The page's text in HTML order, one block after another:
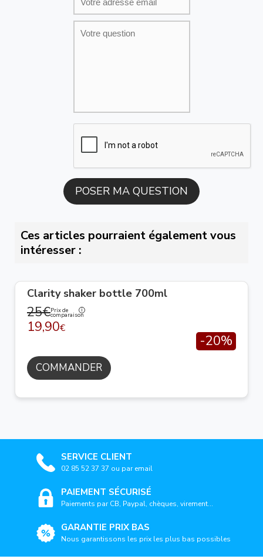
Ces articles pourraient également vous
intéresser :
Clarity shaker bottle 700ml
25€Prix de
comparaison
19,90€
-20%
COMMANDER
SERVICE CLIENT
02 85 52 37 37 ou par email
PAIEMENT SÉCURISÉ
Paiements par CB, Paypal, chèques, virement...
GARANTIE PRIX BAS
Nous garantissons les prix les plus bas possibles